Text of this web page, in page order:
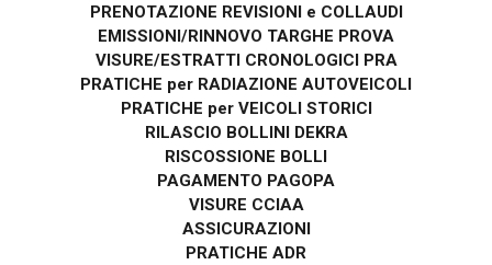
PRENOTAZIONE REVISIONI e COLLAUDI
EMISSIONI/RINNOVO TARGHE PROVA
VISURE/ESTRATTI CRONOLOGICI PRA
PRATICHE per RADIAZIONE AUTOVEICOLI
PRATICHE per VEICOLI STORICI
RILASCIO BOLLINI DEKRA
RISCOSSIONE BOLLI
PAGAMENTO PAGOPA
VISURE CCIAA
ASSICURAZIONI
PRATICHE ADR